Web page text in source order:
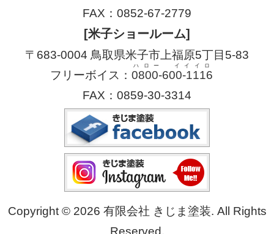
FAX：0852-67-2779
[米子ショールーム]
〒683-0004 鳥取県米子市上福原5丁目5-83
フリーボイス： 0800-600-1116
ハロー イイイロ
FAX：0859-30-3314
Copyright © 2026 有限会社 きじま塗装. All Rights
Reserved.